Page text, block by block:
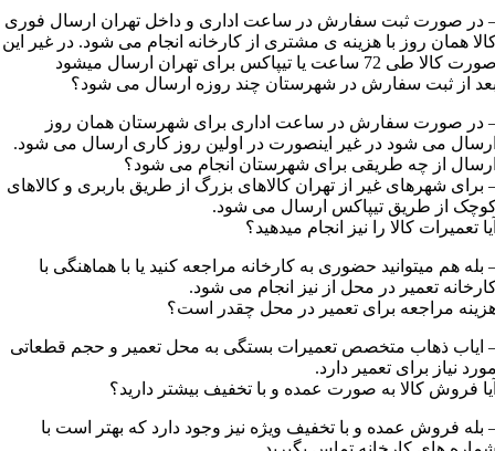
در صورت ثبت سفارش در ساعت اداری و داخل تهران ارسال فوری
همان روز با هزینه ی مشتری از کارخانه انجام می شود. در غیر این
کالا طی 72 ساعت یا تیپاکس برای تهران ارسال میشود
از ثبت سفارش در شهرستان چند روزه ارسال می شود؟
در صورت سفارش در ساعت اداری برای شهرستان همان روز
می شود در غیر اینصورت در اولین روز کاری ارسال می شود.
از چه طریقی برای شهرستان انجام می شود؟
برای شهرهای غیر از تهران کالاهای بزرگ از طریق باربری و کالاهای
از طریق تیپاکس ارسال می شود.
تعمیرات کالا را نیز انجام میدهید؟
بله هم میتوانید حضوری به کارخانه مراجعه کنید یا با هماهنگی با
تعمیر در محل از نیز انجام می شود.
مراجعه برای تعمیر در محل چقدر است؟
ایاب ذهاب متخصص تعمیرات بستگی به محل تعمیر و حجم قطعاتی
نیاز برای تعمیر دارد.
فروش کالا به صورت عمده و با تخفیف بیشتر دارید؟
بله فروش عمده و با تخفیف ویژه نیز وجود دارد که بهتر است با